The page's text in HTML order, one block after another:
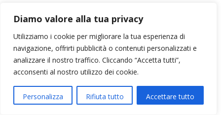
Diamo valore alla tua privacy
Utilizziamo i cookie per migliorare la tua esperienza di
navigazione, offrirti pubblicità o contenuti personalizzati e
analizzare il nostro traffico. Cliccando “Accetta tutti”,
acconsenti al nostro utilizzo dei cookie.
Personalizza Rifiuta tutto Accettare tutto
ci hanno invitato ad andare controcorrente, ad
Cristo nell’itinerario della vita, vivendo con i poveri e
per i poveri, testimoniando Cristo con la parola e
l’esempio, nelle realtà e nei luoghi di vita.